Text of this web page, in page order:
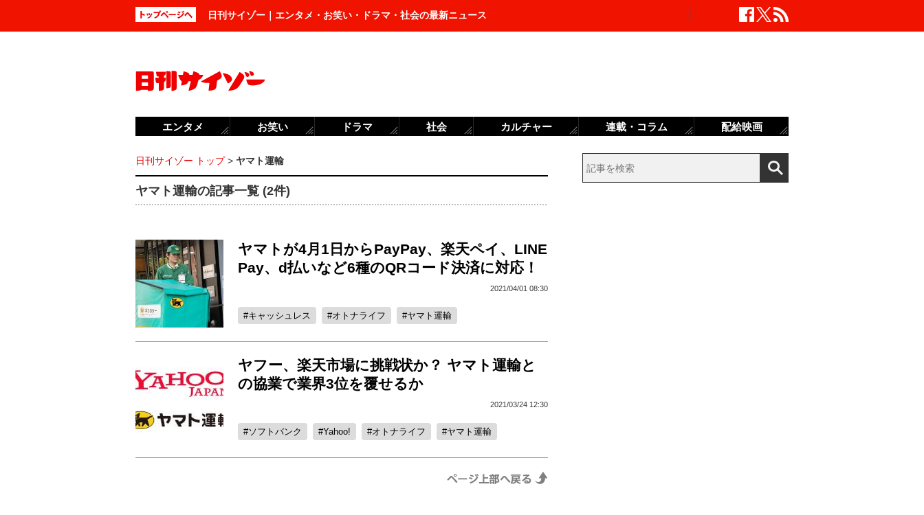
日刊サイゾー｜エンタメ・お笑い・ドラマ・社会の最新ニュース
日刊サイゾー トップ> ヤマト運輸
ヤマト運輸の記事一覧 (2件)
ヤマトが4月1日からPayPay、楽天ペイ、LINE
Pay、d払いなど6種のQRコード決済に対応！
2021/04/01 08:30
キャッシュレス オトナライフ ヤマト運輸
ヤフー、楽天市場に挑戦状か？ ヤマト運輸と
の協業で業界3位を覆せるか
2021/03/24 12:30
ソフトバンク Yahoo! オトナライフ ヤマト運輸
エンタメ お笑い ドラマ 社会 カルチャー 連載・コラム 配給映画